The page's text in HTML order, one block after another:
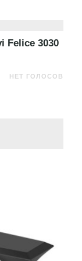
Felice 3030
НЕТ ГОЛОСОВ